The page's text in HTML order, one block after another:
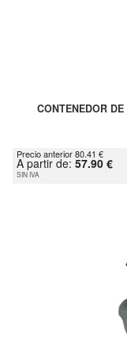
CONTENEDOR
Precio anterior 80.41 €
A partir de: 57.90 €
SIN IVA